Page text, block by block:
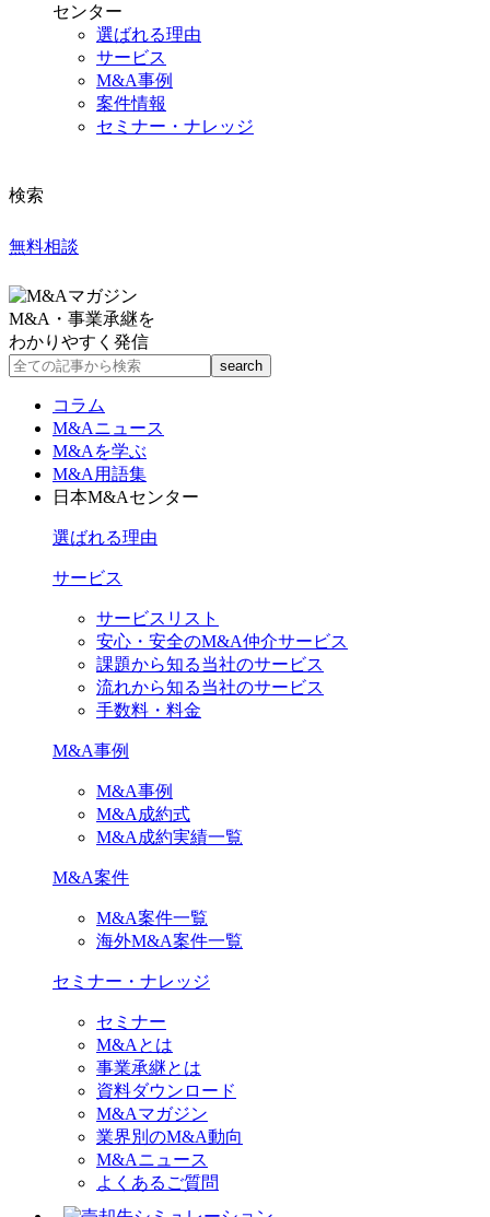
センター
選ばれる理由
サービス
M&A事例
案件情報
セミナー・ナレッジ
検索
無料相談
M&A・事業承継を
わかりやすく発信
コラム
M&Aニュース
M&Aを学ぶ
M&A用語集
日本M&Aセンター
選ばれる理由
サービス
サービスリスト
安心・安全のM&A仲介サービス
課題から知る当社のサービス
流れから知る当社のサービス
手数料・料金
M&A事例
M&A事例
M&A成約式
M&A成約実績一覧
M&A案件
M&A案件一覧
海外M&A案件一覧
セミナー・ナレッジ
セミナー
M&Aとは
事業承継とは
資料ダウンロード
M&Aマガジン
業界別のM&A動向
M&Aニュース
よくあるご質問